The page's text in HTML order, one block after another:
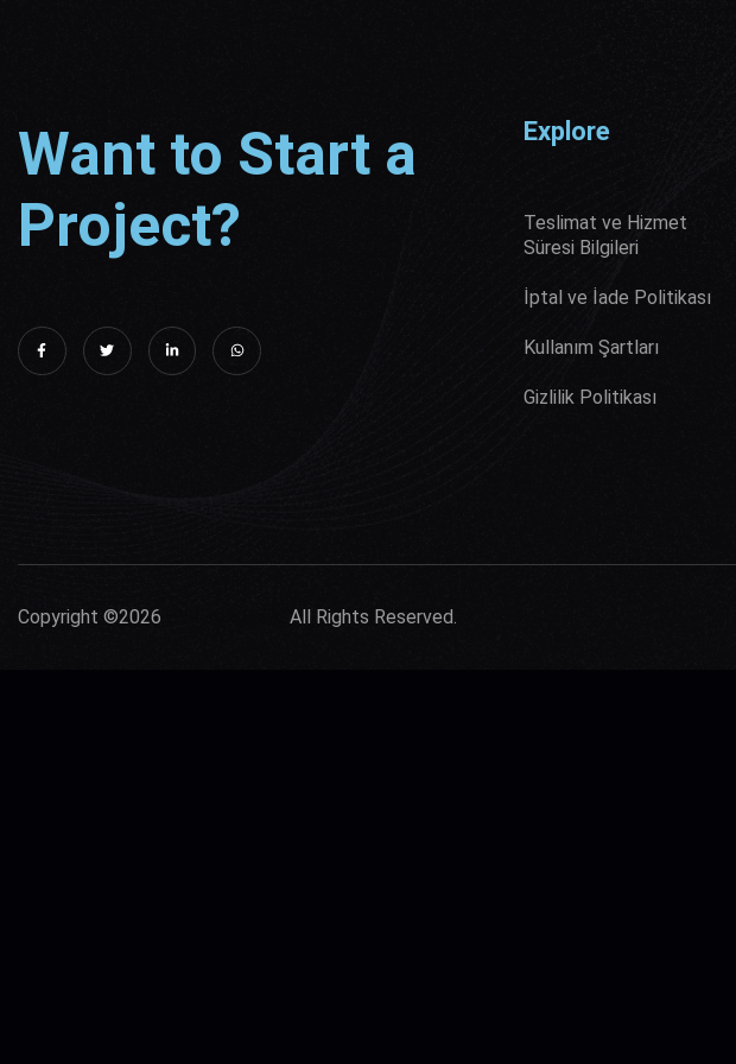
Want to Start a
Project?
Explore
Teslimat ve Hizmet
Süresi Bilgileri
İptal ve İade Politikası
Kullanım Şartları
Gizlilik Politikası
Copyright ©2026 All Rights Reserved.